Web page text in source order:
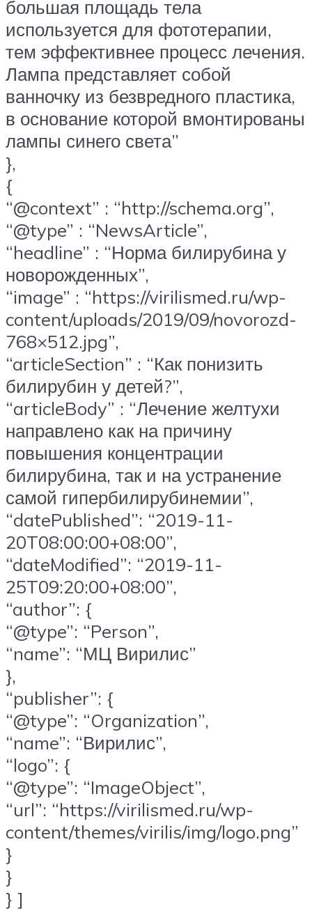
большая площадь тела
используется для фототерапии,
тем эффективнее процесс лечения.
Лампа представляет собой
ванночку из безвредного пластика,
в основание которой вмонтированы
лампы синего света”
},
{
“@context” : “http://schema.org”,
“@type” : “NewsArticle”,
“headline” : “Норма билирубина у
новорожденных”,
“image” : “https://virilismed.ru/wp-
content/uploads/2019/09/novorozd-
768×512.jpg”,
“articleSection” : “Как понизить
билирубин у детей?”,
“articleBody” : “Лечение желтухи
направлено как на причину
повышения концентрации
билирубина, так и на устранение
самой гипербилирубинемии”,
“datePublished”: “2019-11-
20T08:00:00+08:00”,
“dateModified”: “2019-11-
25T09:20:00+08:00”,
“author”: {
“@type”: “Person”,
“name”: “МЦ Вирилис”
},
“publisher”: {
“@type”: “Organization”,
“name”: “Вирилис”,
“logo”: {
“@type”: “ImageObject”,
“url”: “https://virilismed.ru/wp-
content/themes/virilis/img/logo.png”
}
}
} ]